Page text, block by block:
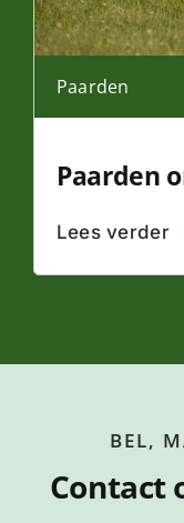
Paarden
Paarden
Lees verder
BEL,
Contact